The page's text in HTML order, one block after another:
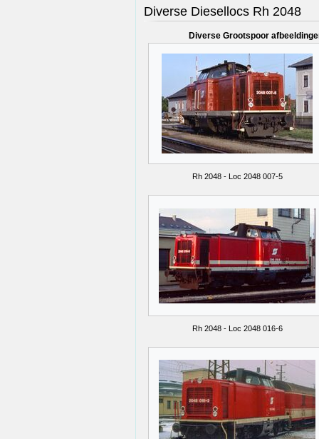
Diverse Diesellocs Rh 2048
Diverse Grootspoor
Rh 2048 - Loc 2048 007-5
Rh 2048 - Loc 2048 016-6